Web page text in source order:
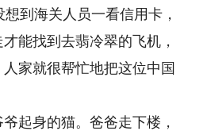
到海关人员一看信用卡，
能找到去翡冷翠的飞机，
家就很帮忙地把这位中国
起身的猫。爸爸走下楼，